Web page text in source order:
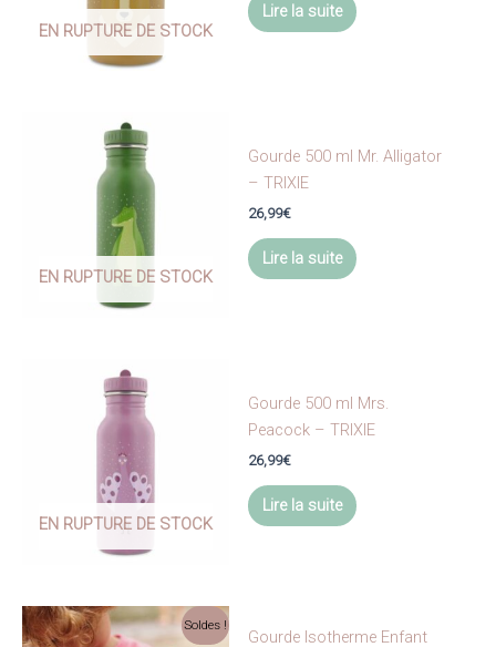
EN RUPTURE DE STOCK
Lire la suite
EN RUPTURE DE STOCK
Gourde 500 ml Mr. Alligator
– TRIXIE
26,99€
Lire la suite
EN RUPTURE DE STOCK
Gourde 500 ml Mrs.
Peacock – TRIXIE
26,99€
Lire la suite
Soldes !
Gourde Isotherme Enfant